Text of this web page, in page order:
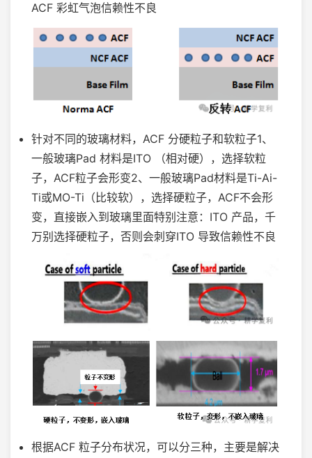
ACF 彩虹气泡信赖性不良
针对不同的玻璃材料，ACF 分硬粒子和软粒子1、
一般玻璃Pad 材料是ITO （相对硬），选择软粒
子，ACF粒子会形变2、一般玻璃Pad材料是Ti-Ai-
Ti或MO-Ti（比较软），选择硬粒子，ACF不会形
变，直接嵌入到玻璃里面特别注意：ITO 产品，千
万别选择硬粒子，否则会刺穿ITO 导致信赖性不良
根据ACF 粒子分布状况，可以分三种，主要是解决